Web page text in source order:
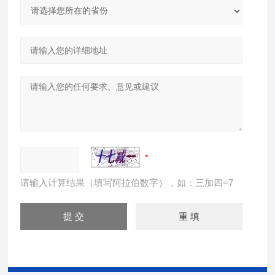
请输入计算结果（填写阿拉伯数字），如：三加四=7